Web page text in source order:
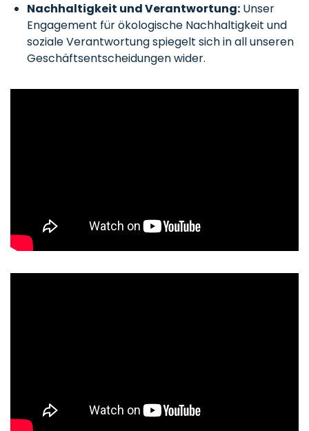
Nachhaltigkeit und Verantwortung: Unser
Engagement für ökologische Nachhaltigkeit und
soziale Verantwortung spiegelt sich in all unseren
Geschäftsentscheidungen wider.